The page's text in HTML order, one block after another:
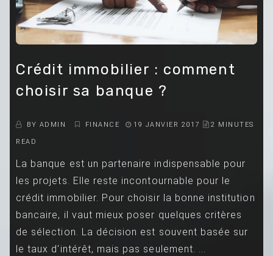
Crédit immobilier : comment
choisir sa banque ?
BY ADMIN FINANCE 19 JANVIER 2017 2 MINUTES
READ
La banque est un partenaire indispensable pour
les projets. Elle reste incontournable pour le
crédit immobilier. Pour choisir la bonne institution
bancaire, il vaut mieux poser quelques critères
de sélection. La décision est souvent basée sur
le taux d'intérêt, mais pas seulement. ...